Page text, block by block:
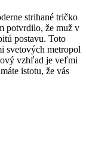
strihané tričko
potvrdilo, že muž v
postavu. Toto
svetových metropol
vzhľad je veľmi
istotu, že vás